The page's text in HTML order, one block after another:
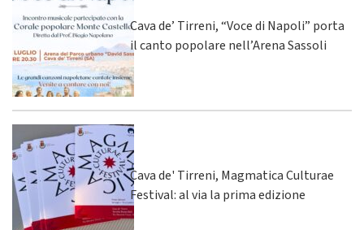
Cava de’ Tirreni, “Voce di Napoli” porta
il canto popolare nell’Arena Sassoli
Cava de' Tirreni, Magmatica Culturae
Festival: al via la prima edizione